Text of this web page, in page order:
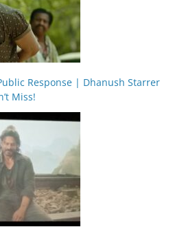
Response | Dhanush Starrer
Miss!